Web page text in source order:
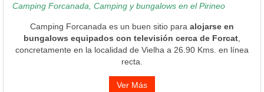
Camping Forcanada, Camping y bungalows en el Pirineo
Camping Forcanada es un buen sitio para alojarse en
bungalows equipados con televisión cerca de Forcat
concretamente en la localidad de Vielha a 26.90 Kms. en línea
recta.
Ver Más